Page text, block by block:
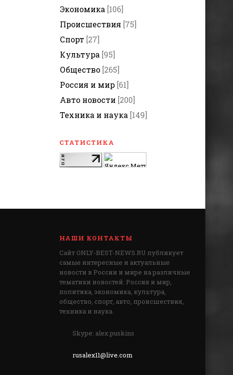
Экономика [106]
Происшествия [75]
Спорт [27]
Культура [95]
Общество [265]
Россия и мир [61]
Авто новости [200]
Техника и наука [149]
СТАТИСТИКА
НАШИ КОНТАКТЫ
Сайт ONLY-BEST-NEWS.RU публикует
самые интересные и актуальные
новости в России и мире на различные
тематики новостей: Россия и мир,
политика, экономика, культура,
общество, спорт, авто, происшествия,
техника и наука.
Skype: alex.puskins
rusalex11@live.com